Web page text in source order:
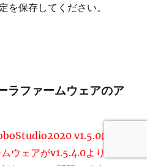
を保存してください。
ラファームウェアのア
v1.5.0にお
ウェアがv1.5.4.0より前の